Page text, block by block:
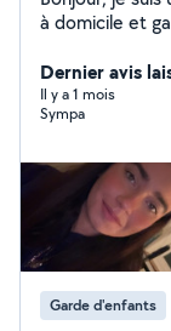
à domicile et
Dernier avis
Il y a 1 mois
Sympa
Garde d'enfants